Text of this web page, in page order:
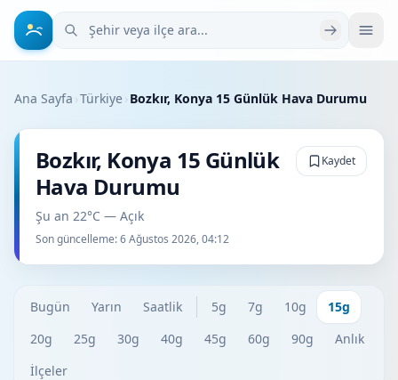
Şehir veya ilçe ara
Ana Sayfa ›Türkiye› Bozkır, Konya 15 Günlük Hava Durumu
Bozkır, Konya 15 Günlük
Hava Durumu
Şu an 22°C — Açık
Son güncelleme:6 Ağustos 2026, 04:12
Kaydet
Bugün Yarın Saatlik 5g 7g 10g
15g
20g
25g 30g 40g 45g 60g 90g
Anlık
İlçeler